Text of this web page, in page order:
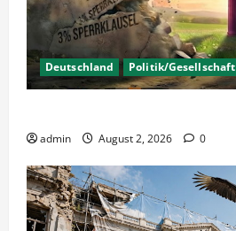
Deutschland Politik/Gesellschaft
admin August 2, 2026 0